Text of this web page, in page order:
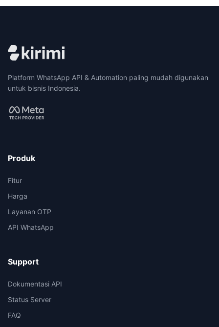
Platform WhatsApp API & Automation paling mudah digunakan
untuk bisnis Indonesia.
Produk
Fitur
Harga
Layanan OTP
API WhatsApp
Support
Dokumentasi API
Status Server
FAQ